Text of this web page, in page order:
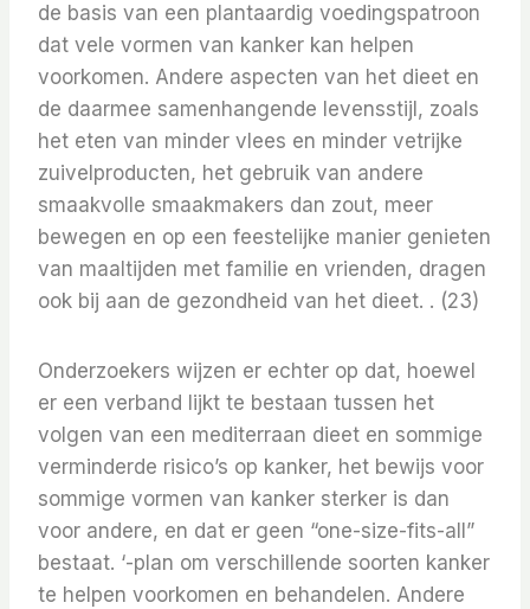
de basis van een plantaardig voedingspatroon
dat vele vormen van kanker kan helpen
voorkomen. Andere aspecten van het dieet en
de daarmee samenhangende levensstijl, zoals
het eten van minder vlees en minder vetrijke
zuivelproducten, het gebruik van andere
smaakvolle smaakmakers dan zout, meer
bewegen en op een feestelijke manier genieten
van maaltijden met familie en vrienden, dragen
ook bij aan de gezondheid van het dieet. . (23)
Onderzoekers wijzen er echter op dat, hoewel
er een verband lijkt te bestaan ​​tussen het
volgen van een mediterraan dieet en sommige
verminderde risico’s op kanker, het bewijs voor
sommige vormen van kanker sterker is dan
voor andere, en dat er geen “one-size-fits-all”
bestaat. ‘-plan om verschillende soorten kanker
te helpen voorkomen en behandelen. Andere